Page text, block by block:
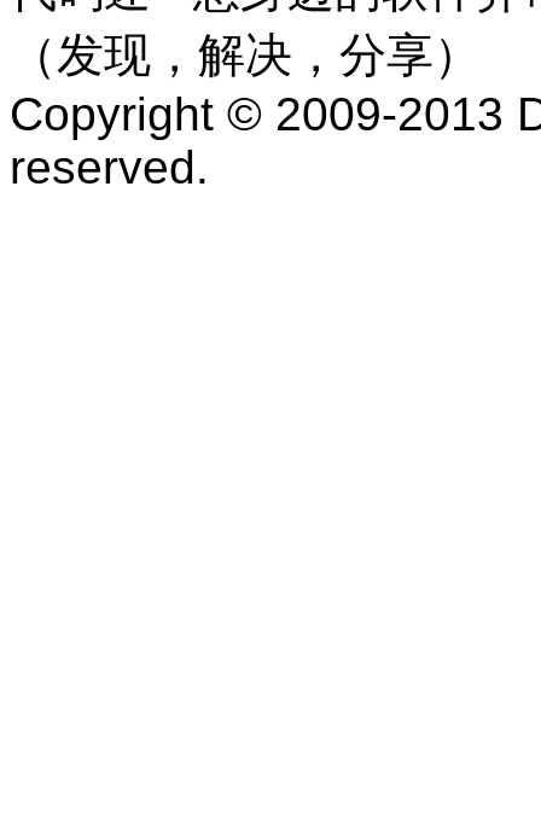
（发现，解决，分享）
Copyright © 2009-2013
reserved.